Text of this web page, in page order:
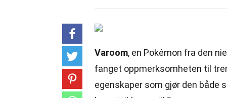
Varoom, en Pokémon fra den
fanget oppmerksomheten til
egenskaper som gjør den både